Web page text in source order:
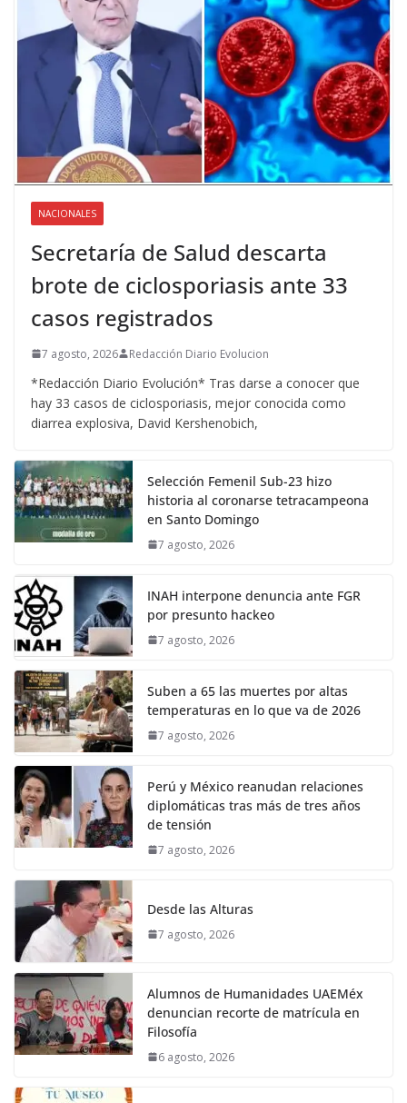
NACIONALES
Secretaría de Salud descarta
brote de ciclosporiasis ante 33
casos registrados
7 agosto, 2026 Redacción Diario Evolucion
*Redacción Diario Evolución* Tras darse a conocer que
hay 33 casos de ciclosporiasis, mejor conocida como
diarrea explosiva, David Kershenobich,
Selección Femenil Sub-23 hizo
historia al coronarse tetracampeona
en Santo Domingo
7 agosto, 2026
INAH interpone denuncia ante FGR
por presunto hackeo
7 agosto, 2026
Suben a 65 las muertes por altas
temperaturas en lo que va de 2026
7 agosto, 2026
Perú y México reanudan relaciones
diplomáticas tras más de tres años
de tensión
7 agosto, 2026
Desde las Alturas
7 agosto, 2026
Alumnos de Humanidades UAEMéx
denuncian recorte de matrícula en
Filosofía
6 agosto, 2026